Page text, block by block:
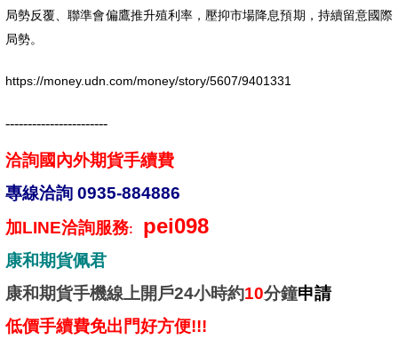
局勢反覆、聯準會偏鷹推升殖利率，壓抑市場降息預期，持續留意國際
局勢。
https://money.udn.com/money/story/5607/9401331
-----------------------
洽詢國內外期貨手續費
專線洽詢 0935-884886
加LINE洽詢服務: pei098
康和期貨佩君
康和期貨手機線上開戶24小時約10分鐘申請
低價手續費免出門好方便!!!